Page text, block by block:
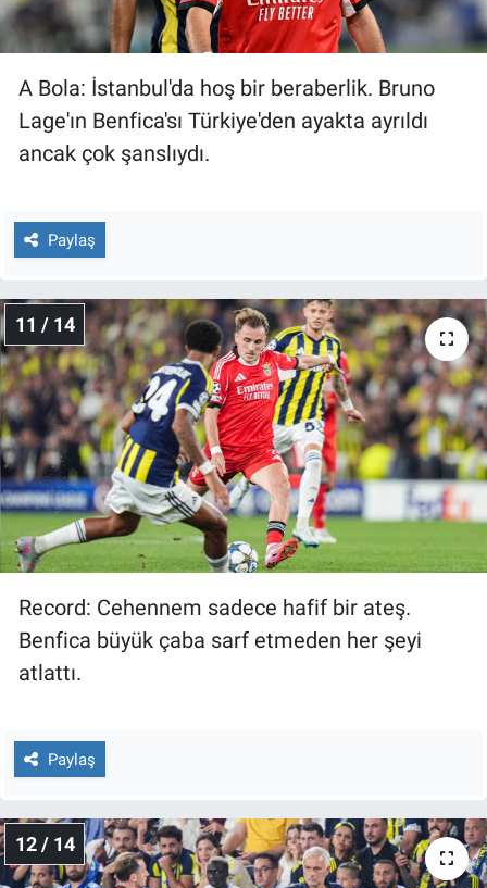
A Bola: İstanbul'da hoş bir beraberlik. Bruno
Lage'ın Benfica'sı Türkiye'den ayakta ayrıldı
ancak çok şanslıydı.
Paylaş
11 / 14
Record: Cehennem sadece hafif bir ateş.
Benfica büyük çaba sarf etmeden her şeyi
atlattı.
Paylaş
12 / 14